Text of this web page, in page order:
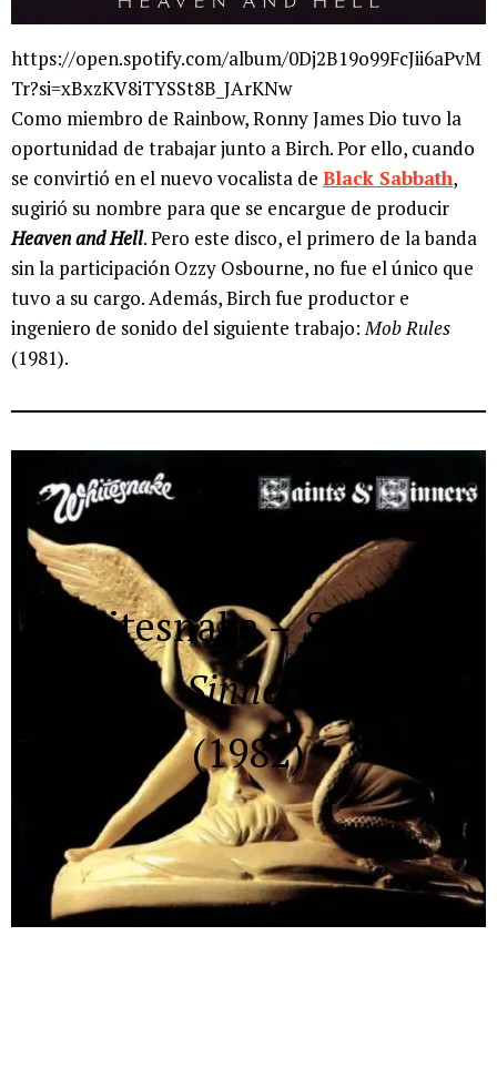
https://open.spotify.com/album/0Dj2B19o99FcJii6aPvM
Tr?si=xBxzKV8iTYSSt8B_JArKNw
Como miembro de Rainbow, Ronny James Dio tuvo la
oportunidad de trabajar junto a Birch. Por ello, cuando
se convirtió en el nuevo vocalista de Black Sabbath,
sugirió su nombre para que se encargue de producir
Heaven and Hell. Pero este disco, el primero de la banda
sin la participación Ozzy Osbourne, no fue el único que
tuvo a su cargo. Además, Birch fue productor e
ingeniero de sonido del siguiente trabajo:Mob Rules
(1981).
Whitesnake–Saints &
Sinners
(1982)